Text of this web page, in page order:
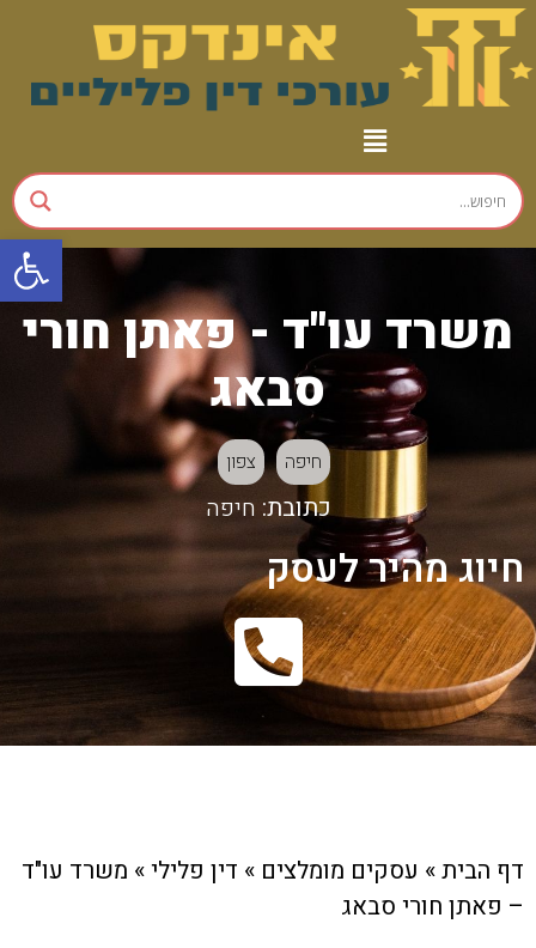
משרד עו"ד - פאתן חורי
סבאג
חיפה צפון
כתובת: חיפה
חיוג מהיר לעסק
דף הבית» עסקים מומלצים » דין פלילי» משרד עו"ד
– פאתן חורי סבאג